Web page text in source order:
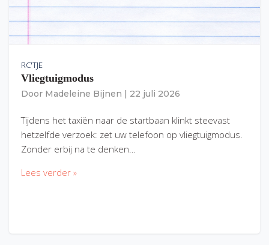
RC'TJE
Vliegtuigmodus
Door Madeleine Bijnen 22 juli 2026
Tijdens het taxiën naar de startbaan klinkt steevast
hetzelfde verzoek: zet uw telefoon op vliegtuigmodus.
Zonder erbij na te denken…
Lees verder »